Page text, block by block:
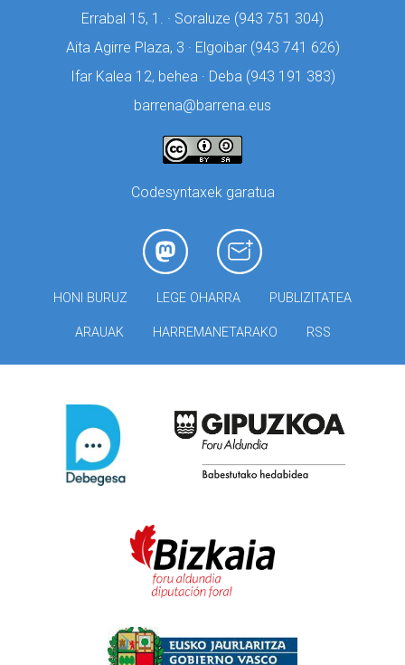
Errabal 15, 1. · Soraluze (943 751 304)
Aita Agirre Plaza, 3 · Elgoibar (943 741 626)
Ifar Kalea 12, behea · Deba (943 191 383)
barrena@barrena.eus
Codesyntaxek garatua
HONI BURUZ LEGE OHARRA PUBLIZITATEA
ARAUAK HARREMANETARAKO RSS